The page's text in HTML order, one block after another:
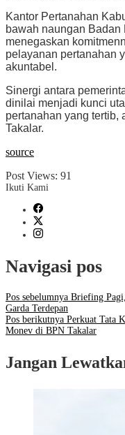
Kantor Pertanahan
bawah naungan Badan
menegaskan
pelayanan pertanahan
akuntabel.
Sinergi antara
dinilai menjadi kunci
pertanahan yang tertib,
Takalar.
source
Post Views: 91
Ikuti Kami
Navigasi pos
Pos sebelumnya Briefing
Garda Terdepan
Pos berikutnya Perkuat Tata
Monev di BPN Takalar
Jangan